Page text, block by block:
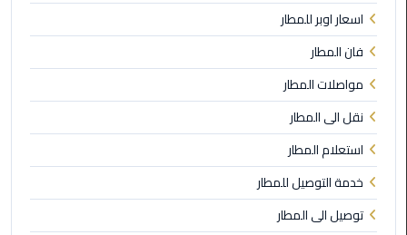
ليموزين
فيصل
ليموزين
من
مطار
برج
العرب
إلى
القاهرة
اسعار اوبر للمطار
فان المطار
مواصلات المطار
نقل الى المطار
استعلام المطار
خدمة التوصيل للمطار
توصيل الى المطار